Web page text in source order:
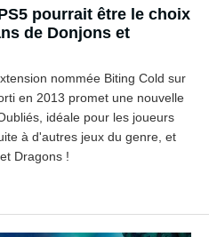
pourrait être le choix
de Donjons et
nommée Biting Cold sur
en 2013 promet une nouvelle
idéale pour les joueurs
à d'autres jeux du genre, et
Dragons !